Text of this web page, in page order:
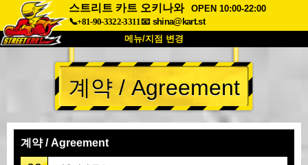
스트리트 카트 오키나와
OPEN 10:00-22:00
📞+81-90-3322-3311📧 shina@kart.st
메뉴/지점 변경
최상단
소개 사양 가격
회사 정보
계약 / Agreement
계약 / Agreement